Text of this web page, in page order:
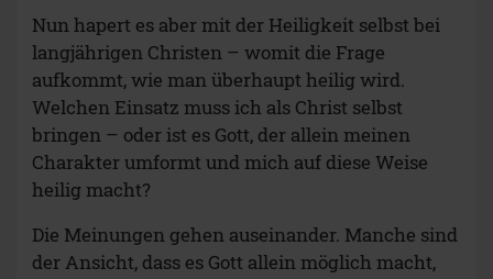
Nun hapert es aber mit der Heiligkeit selbst bei
langjährigen Christen – womit die Frage
aufkommt, wie man überhaupt heilig wird.
Welchen Einsatz muss ich als Christ selbst
bringen – oder ist es Gott, der allein meinen
Charakter umformt und mich auf diese Weise
heilig macht?
Die Meinungen gehen auseinander. Manche sind
der Ansicht, dass es Gott allein möglich macht,